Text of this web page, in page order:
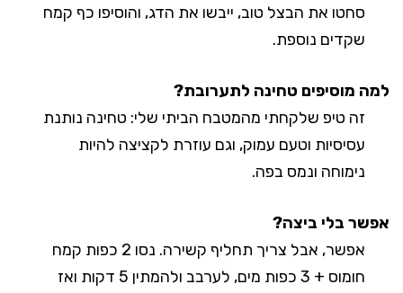
סחטו את הבצל טוב, ייבשו את הדג, והוסיפו כף קמח
שקדים נוספת.
למה מוסיפים טחינה לתערובת?
זה טיפ שלקחתי מהמטבח הביתי שלי: טחינה נותנת
עסיסיות וטעם עמוק, וגם עוזרת לקציצה להיות
נימוחה ונמס בפה.
אפשר בלי ביצה?
אפשר, אבל צריך תחליף קשירה. נסו 2 כפות קמח
חומוס + 3 כפות מים, לערבב ולהמתין 5 דקות ואז